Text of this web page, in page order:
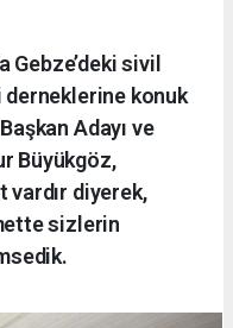
Gebze’deki sivil
derneklerine konuk
Adayı ve
Büyükgöz,
vardır diyerek,
sizlerin